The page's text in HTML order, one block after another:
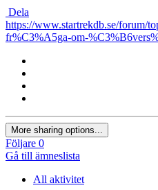
Dela
https://www.startrekdb.se/forum/
fr%C3%A5ga-om-
More sharing options...
Följare 0
Gå till ämneslista
All aktivitet